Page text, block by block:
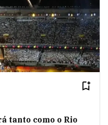
tanto como o Rio